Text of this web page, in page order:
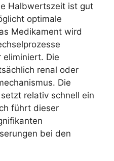
Halbwertszeit ist gut
optimale
Medikament wird
Die
renal oder
Die
relativ schnell ein
führt dieser
bei den